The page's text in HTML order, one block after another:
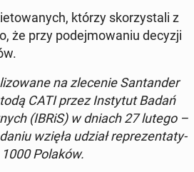
którzy sko­rzys­tali z
że przy pode­j­mowa­niu decyzji
na zlece­nie San­tander
CATI przez In­sty­tut Badań
(IBRiS) w dniach 27 lutego –
wzięła udział reprezen­taty­
Polaków.